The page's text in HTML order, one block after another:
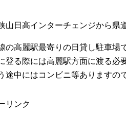
山日高インターチェンジから県
の高麗駅最寄りの日貸し駐車場
登る際には高麗駅方面に渡る
途中にはコンビニ等ありますの
リンク